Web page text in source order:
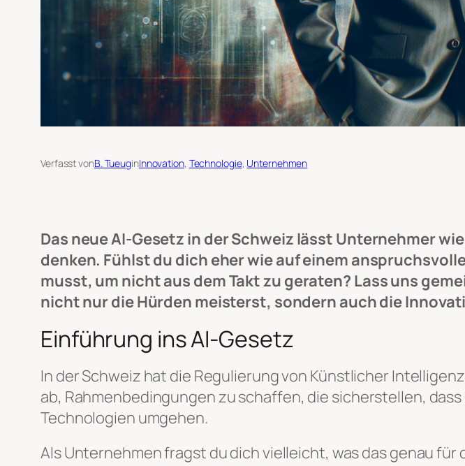
Verfasst vonB. TueuginInnovation, Technologie, Unternehmen
Das neue AI-Gesetz in der Schweiz lässt Unternehmer
denken. Fühlst du dich eher wie auf einem
musst, um nicht aus dem Takt zu geraten? Lass uns
nicht nur die Hürden meisterst, sondern auch die
Einführung ins AI-Gesetz
In der Schweiz hat die Regulierung von Künstlicher
ab, Rahmenbedingungen zu schaffen, die sicherstellen,
Technologien umgehen.
Als Unternehmen fragst du dich vielleicht, was das genau